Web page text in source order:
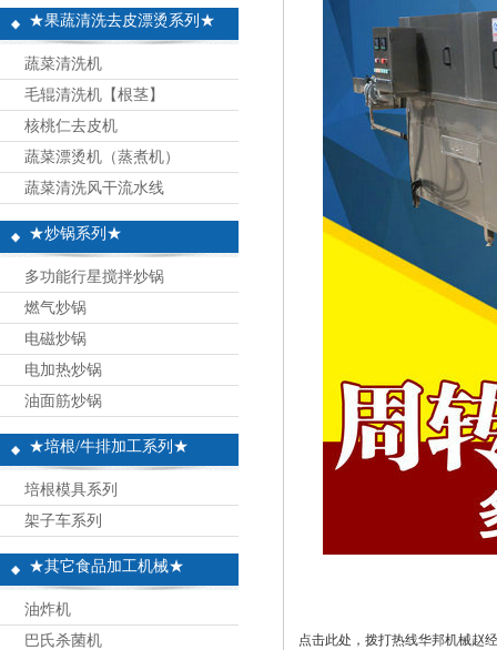
★果蔬清洗去皮漂烫系列★
蔬菜清洗机
毛辊清洗机【根茎】
核桃仁去皮机
蔬菜漂烫机（蒸煮机）
蔬菜清洗风干流水线
★炒锅系列★
多功能行星搅拌炒锅
燃气炒锅
电磁炒锅
电加热炒锅
油面筋炒锅
★培根/牛排加工系列★
培根模具系列
架子车系列
★其它食品加工机械★
油炸机
巴氏杀菌机
点击此处，拨打热线华邦机械赵